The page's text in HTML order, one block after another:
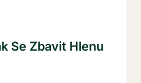
Se Zbavit Hlenu